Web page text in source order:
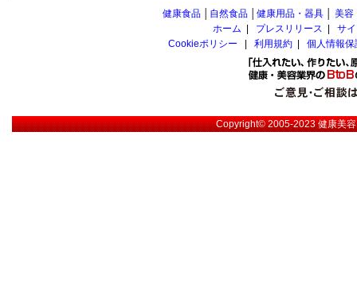
健康食品 自然食品 健康用品・器具 美容
ホーム
プレスリリース
サ
Cookieポリシー
利用規約 個人情報
Copyright© 2005-2023健康美